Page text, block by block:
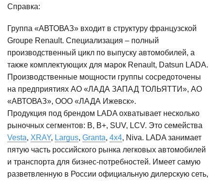
Справка:
Группа «АВТОВАЗ» входит в структуру французской
Groupe Renault. Специализация – полный
производственный цикл по выпуску автомобилей, а
также комплектующих для марок Renault, Datsun LADA.
Производственные мощности группы сосредоточены
на предприятиях АО «ЛАДА ЗАПАД ТОЛЬЯТТИ», АО
«АВТОВАЗ», ООО «ЛАДА Ижевск».
Продукция под брендом LADA охватывает несколько
рыночных сегментов: В, В+, SUV, LCV. Это семейства
Vesta, XRAY, Largus, Granta, 4x4, Niva. LADA занимает
пятую часть российского рынка легковых автомобилей
и транспорта для бизнес-потребностей. Имеет самую
разветвленную в России официальную дилерскую сеть,